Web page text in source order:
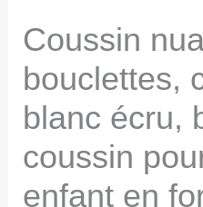
Coussin
bouclettes,
blanc écru,
coussin
enfant en